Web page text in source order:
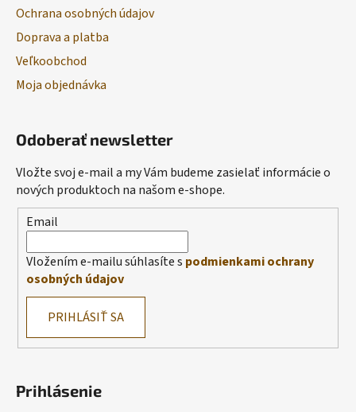
Ochrana osobných údajov
Doprava a platba
Veľkoobchod
Moja objednávka
Odoberať newsletter
Vložte svoj e-mail a my Vám budeme zasielať informácie o
nových produktoch na našom e-shope.
Email
Vložením e-mailu súhlasíte s podmienkami ochrany
osobných údajov
PRIHLÁSIŤ SA
Prihlásenie